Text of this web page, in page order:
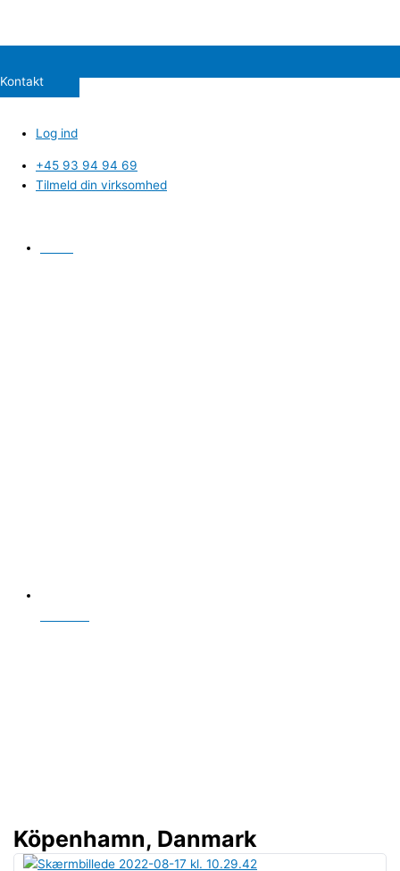
Kontakt
Log ind
+45 93 94 94 69
Tilmeld din virksomhed
Köpenhamn, Danmark